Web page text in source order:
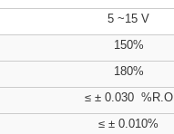
5 ~15 V
150%
180%
≤ ± 0.030 %R.O
≤ ± 0.010%